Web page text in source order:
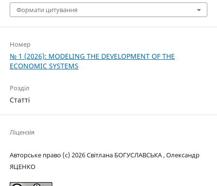
Формати цитування
Номер
№ 1 (2026): MODELING THE DEVELOPMENT OF THE
ECONOMIC SYSTEMS
Розділ
Статті
Ліцензія
Авторське право (c) 2026 Світлана БОГУСЛАВСЬКА , Олександр
ЯЦЕНКО